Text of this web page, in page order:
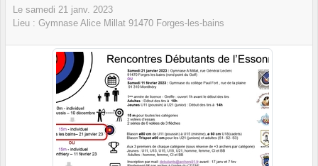
Le samedi 21 janv. 2023
Lieu : Gymnase Alice Millat 91470 Forges-les-bains